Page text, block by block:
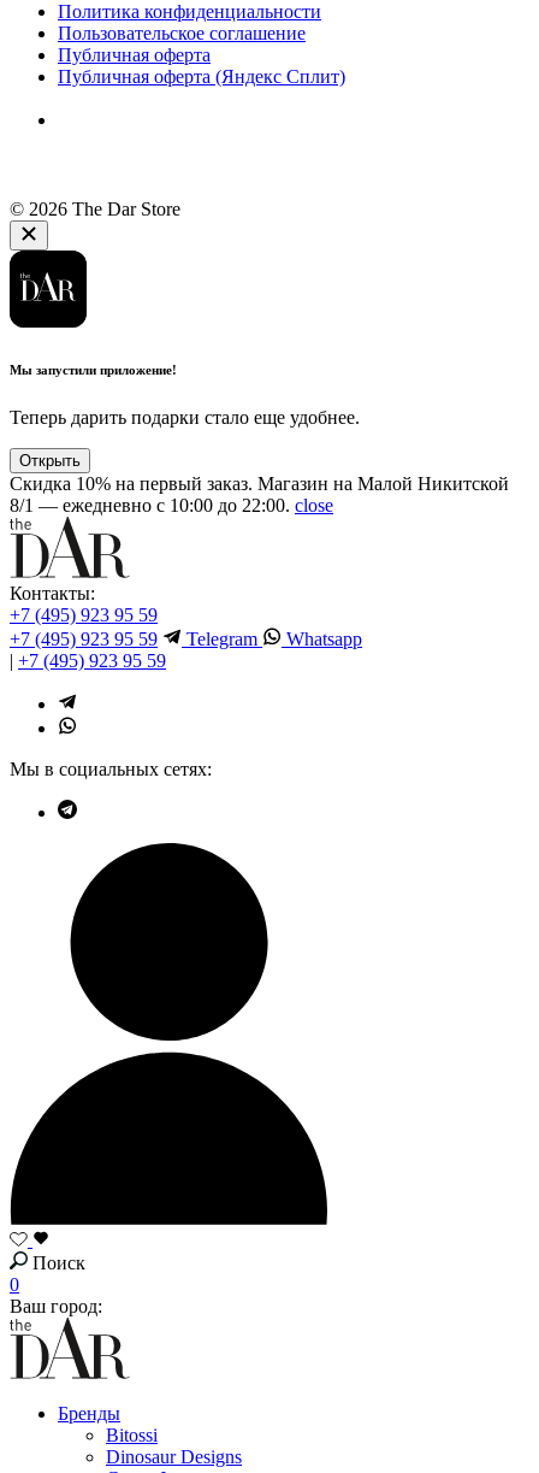
Политика конфиденциальности
Пользовательское соглашение
Публичная оферта
Публичная оферта (Яндекс Сплит)
© 2026 The Dar Store
Мы запустили приложение!
Теперь дарить подарки стало еще удобнее.
Открыть
Скидка 10% на первый заказ. Магазин на Малой Никитской
8/1 — ежедневно с 10:00 до 22:00. close
Контакты:
+7 (495) 923 95 59
+7 (495) 923 95 59
Telegram
Whatsapp
| +7 (495) 923 95 59
Мы в социальных сетях:
Поиск
0
Ваш город:
Бренды
Bitossi
Dinosaur Designs